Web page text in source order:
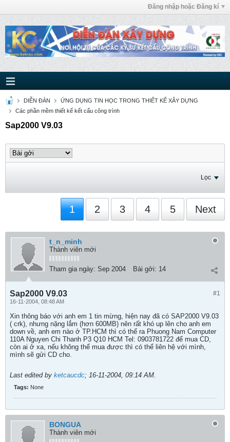
Đăng nhập hoặc Đăng kí
DIỄN ĐÀN
ỨNG DỤNG TIN HỌC TRONG THIẾT KẾ XÂY DỰNG
Các phần mềm thiết kế kết cấu công trình
Sap2000 V9.03
Lọc
1 2 3 4 5 Next
t_n_minh
Thành viên mới
Tham gia ngày: Sep 2004 Bài gởi: 14
#1
Sap2000 V9.03
16-11-2004, 08:48 AM
Xin thông báo với anh em 1 tin mừng, hiện nay đã có SAP2000 V9.03
( crk), nhưng nặng lắm (hơn 600MB) nên rất khó up lên cho anh em
down về, anh em nào ở TP.HCM thì có thể ra Phuong Nam Computer
110A Nguyen Chi Thanh P3 Q10 HCM Tel: 0903781722 để mua CD,
còn ai ở xa, nếu không thể mua được thì có thể liên hệ với mình,
mình sẽ gửi CD cho.
Last edited by ketcaucdc; 16-11-2004, 09:14 AM.
Tags: None
BONGUA
Thành viên mới